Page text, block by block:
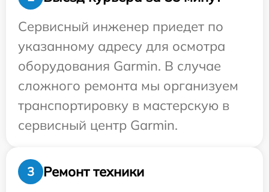
Сервисный инженер приедет по
указанному адресу для осмотра
оборудования Garmin. В случае
сложного ремонта мы организуем
транспортировку в мастерскую в
сервисный центр Garmin.
3
Ремонт техники